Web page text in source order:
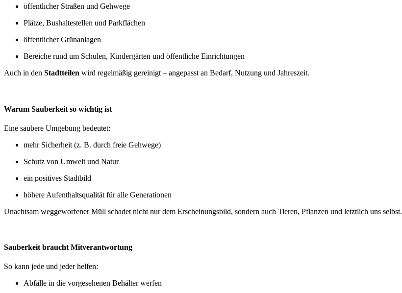
öffentlicher Straßen und Gehwege
Plätze, Bushaltestellen und Parkflächen
öffentlicher Grünanlagen
Bereiche rund um Schulen, Kindergärten und öffentliche Einrichtungen
Auch in den Stadtteilen wird regelmäßig gereinigt – angepasst an Bedarf, Nutzung und Jahreszeit.
Warum Sauberkeit so wichtig ist
Eine saubere Umgebung bedeutet:
mehr Sicherheit (z. B. durch freie Gehwege)
Schutz von Umwelt und Natur
ein positives Stadtbild
höhere Aufenthaltsqualität für alle Generationen
Unachtsam weggeworfener Müll schadet nicht nur dem Erscheinungsbild, sondern auch Tieren, Pflanzen und letztlich uns selbst.
Sauberkeit braucht Mitverantwortung
So kann jede und jeder helfen:
Abfälle in die vorgesehenen Behälter werfen